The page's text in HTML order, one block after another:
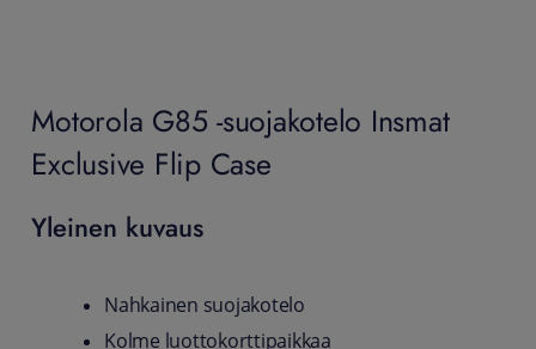
Motorola G85 -suojakotelo Insmat
Exclusive Flip Case
Yleinen kuvaus
Nahkainen suojakotelo
Kolme luottokorttipaikkaa